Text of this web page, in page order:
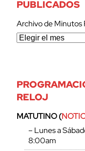
PUBLICADOS
Archivo de Minutos
RELOJ
MATUTINO (
– Lunes a
8:00am